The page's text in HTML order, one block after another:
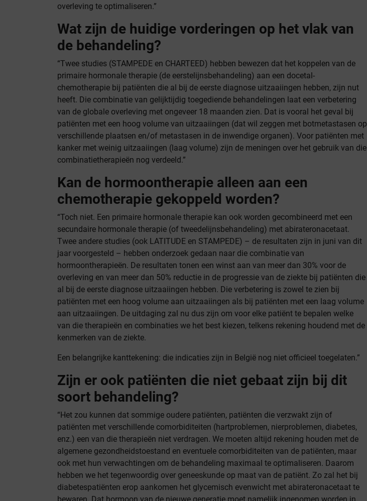
overleving te optimaliseren.”
Wat zijn de huidige vorderingen op het vlak van
de behandeling?
“Twee studies (STAMPEDE en CHARTEED) hebben bewezen dat het koppelen van de
primaire hormonale therapie (de eerstelijnsbehandeling) aan een docetal-
chemotherapie bij patiënten die al bij de eerste diagnose uitzaaiingen hebben, zijn nut
heeft. Die combinatie van gelijktijdig toegediende behandelingen laat een verbetering
van de globale overleving met ongeveer 18 maanden zien. Dat is vooral het geval bij
patiënten met een hoog volume van uitzaaiingen (dat wil zeggen met botmetastasen op
verschillende plaatsen en/of metastasen in de inwendige organen). Voor patiënten met
kanker met weinig uitzaaiingen (laag volume) zijn de meningen over het gebruik van die
combinatietherapieën nog verdeeld.”
Kan de hormoontherapie alleen aan een
chemotherapie gekoppeld worden?
“Toch niet. Een primaire hormonale therapie kan ook worden gecombineerd met een
secundaire hormonale therapie (of tweedelijnsbehandeling) met abirateronacetaat.
Twee andere studies (ook LATITUDE en STAMPEDE) – de resultaten zijn in juni van dit
jaar voorgesteld – hebben onderzoek gedaan naar die combinatie van
hormoontherapieën. De resultaten tonen een winst aan van meer dan 30% voor de
overleving en van meer dan 50% reductie in de progressie van de ziekte bij patiënten die
al bij de eerste diagnose uitzaaiingen hebben. Die verbetering is zowel te zien bij
patiënten met een hoog volume aan uitzaaiingen als bij patiënten met een laag volume
aan uitzaaiingen. De uitdaging zal nu dus zijn om voor elke patiënt te bepalen welke
van die therapieën en combinaties we het best kiezen, telkens rekening houdend met de
kenmerken van de ziekte.
Een belangrijke kanttekening: die indicaties zijn in België nog niet officieel toegelaten.”
Zijn er ook patiënten die niet gebaat zijn bij dit
soort behandeling?
“Het zou kunnen dat sommige oudere patiënten, patiënten die verzwakt zijn of
patiënten met verschillende comorbiditeiten (hartproblemen, nierproblemen, diabetes,
enz.) een van die therapieën niet verdragen. We moeten altijd rekening houden met de
algemene gezondheidstoestand en eventuele comorbiditeiten van de patiënten, maar
ook met hun verwachtingen om de behandeling maximaal te optimaliseren. Daarom
hebben we het tegenwoordig over geneeskunde op maat van de patiënt. Zo zal het bij
diabetespatiënten erop aankomen het glycemisch evenwicht met abirateronacetaat te